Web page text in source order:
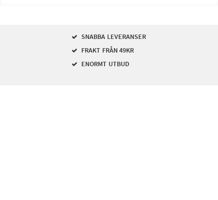
SNABBA LEVERANSER
FRAKT FRÅN 49KR
ENORMT UTBUD